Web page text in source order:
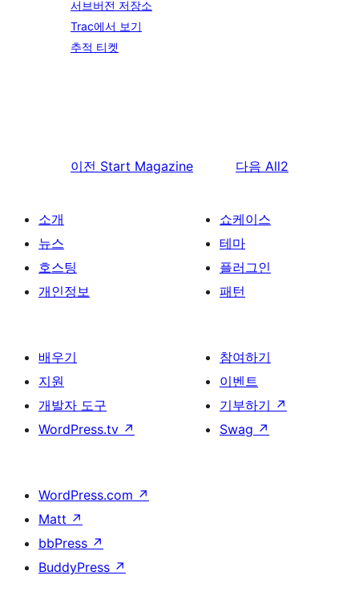
서브버전 저장소
Trac에서 보기
추적 티켓
이전 Start Magazine 다음 All2
소개
뉴스
호스팅
개인정보
쇼케이스
테마
플러그인
패턴
배우기
지원
개발자 도구
WordPress.tv ↗
참여하기
이벤트
기부하기 ↗
Swag ↗
WordPress.com ↗
Matt ↗
bbPress ↗
BuddyPress ↗